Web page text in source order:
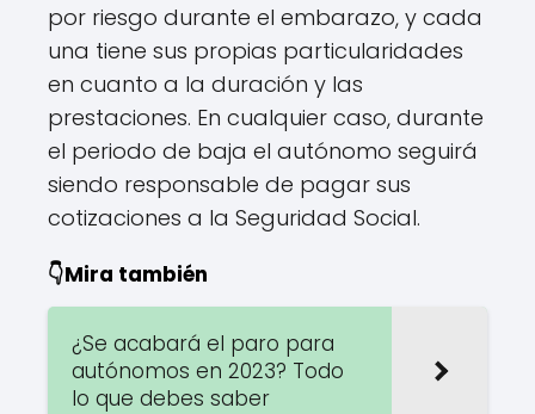
por riesgo durante el embarazo, y cada
una tiene sus propias particularidades
en cuanto a la duración y las
prestaciones. En cualquier caso, durante
el periodo de baja el autónomo seguirá
siendo responsable de pagar sus
cotizaciones a la Seguridad Social.
👇Mira también
¿Se acabará el paro para
autónomos en 2023? Todo
lo que debes saber